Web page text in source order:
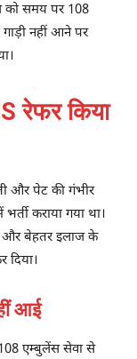
को समय पर 108
नहीं आने पर
रेफर किया
और पेट की गंभीर
कराया गया था।
और बेहतर इलाज के
दिया।
आई
एम्बुलेंस सेवा से